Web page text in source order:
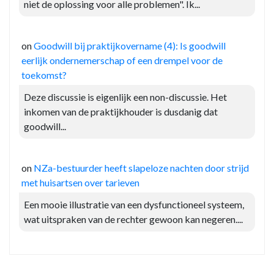
niet de oplossing voor alle problemen". Ik...
onGoodwill bij praktijkovername (4): Is goodwill
eerlijk ondernemerschap of een drempel voor de
toekomst?
Deze discussie is eigenlijk een non-discussie. Het
inkomen van de praktijkhouder is dusdanig dat
goodwill...
on NZa-bestuurder heeft slapeloze nachten door strijd
met huisartsen over tarieven
Een mooie illustratie van een dysfunctioneel systeem,
wat uitspraken van de rechter gewoon kan negeren....